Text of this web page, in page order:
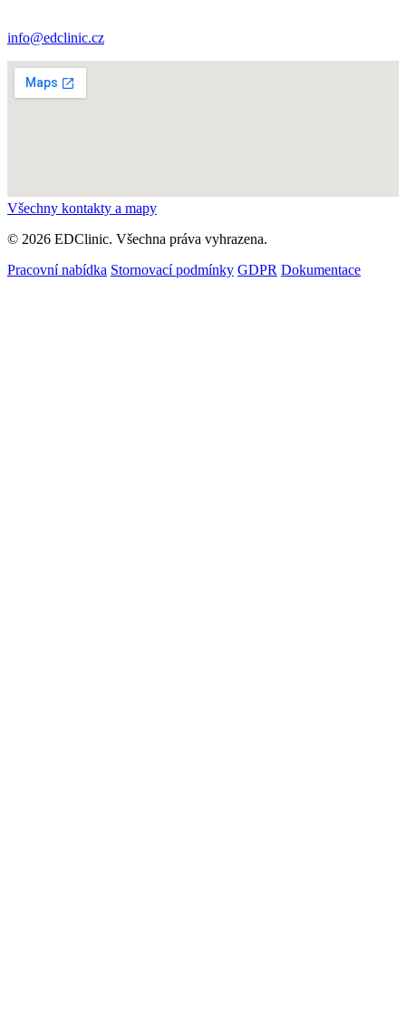
info@edclinic.cz
Všechny kontakty a mapy
© 2026 EDClinic. Všechna práva vyhrazena.
Pracovní nabídka Stornovací podmínky GDPR Dokumentace